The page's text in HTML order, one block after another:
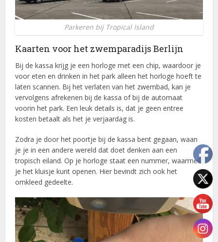
Parkeren bij Tropical Island
Kaarten voor het zwemparadijs Berlijn
Bij de kassa krijg je een horloge met een chip, waardoor je
voor eten en drinken in het park alleen het horloge hoeft te
laten scannen. Bij het verlaten van het zwembad, kan je
vervolgens afrekenen bij de kassa of bij de automaat
voorin het park. Een leuk details is, dat je geen entree
kosten betaalt als het je verjaardag is.
Zodra je door het poortje bij de kassa bent gegaan, waan
je je in een andere wereld dat doet denken aan een
tropisch eiland. Op je horloge staat een nummer, waarmee
je het kluisje kunt openen. Hier bevindt zich ook het
omkleed gedeelte.